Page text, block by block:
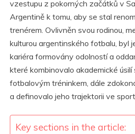
vzestupu z pokorných začátků v
Argentině k tomu, aby se stal
trenérem. Ovlivněn svou rodinou,
kulturou argentinského fotbalu, byl
kariéra formovány odolností a
které kombinovalo akademické
fotbalovým tréninkem, dále
a definovalo jeho trajektorii ve
Key sections in the article: